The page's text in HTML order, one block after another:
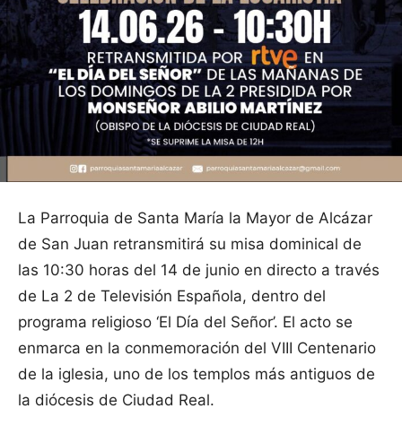
La Parroquia de Santa María la Mayor de Alcázar
de San Juan retransmitirá su misa dominical de
las 10:30 horas del 14 de junio en directo a través
de La 2 de Televisión Española, dentro del
programa religioso ‘El Día del Señor’. El acto se
enmarca en la conmemoración del VIII Centenario
de la iglesia, uno de los templos más antiguos de
la diócesis de Ciudad Real.